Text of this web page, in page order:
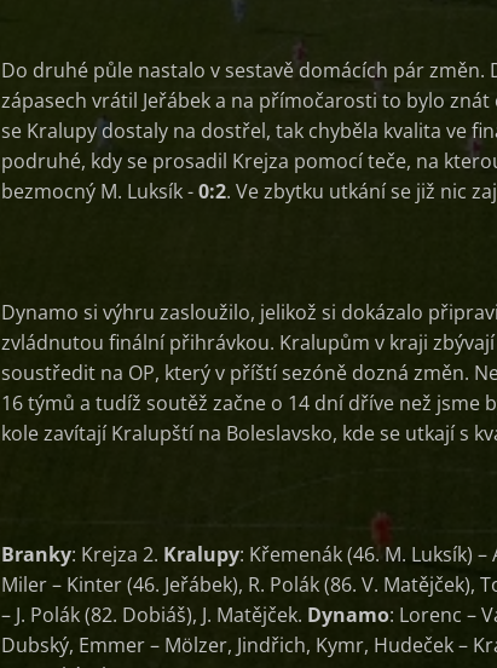
Do druhé půle nastalo v sestavě domácích pár změn.
zápasech vrátil Jeřábek a na přímočarosti to bylo
se Kralupy dostaly na dostřel, tak chyběla kvalita ve
podruhé, kdy se prosadil Krejza pomocí teče, na
bezmocný M. Luksík -0:2. Ve zbytku utkání se již nic
Dynamo si výhru zasloužilo, jelikož si dokázalo
zvládnutou finální přihrávkou. Kralupům v kraji
soustředit na OP, který v příští sezóně dozná změn.
16 týmů a tudíž soutěž začne o 14 dní dříve než jsme
kole zavítají Kralupští na Boleslavsko, kde se utkají s
Branky: Krejza 2. Kralupy: Křemenák (46. M. Luksík) –
Miler – Kinter (46. Jeřábek), R. Polák (86. V. Matějček),
– J. Polák (82. Dobiáš), J. Matějček. Dynamo: Lorenc –
Dubský, Emmer – Mölzer, Jindřich, Kymr, Hudeček –